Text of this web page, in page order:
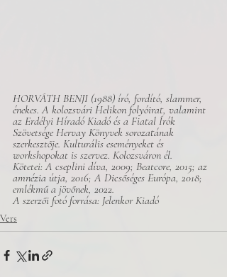
HORVÁTH BENJI (1988) író, fordító, slammer,
énekes. A kolozsvári Helikon folyóirat, valamint
az Erdélyi Híradó Kiadó és a Fiatal Írók
Szövetsége Hervay Könyvek sorozatának
szerkesztője. Kulturális eseményeket és
workshopokat is szervez. Kolozsváron él.
Kötetei: A cseplini díva, 2009; Beatcore, 2015; az
amnézia útja, 2016; A Dicsőséges Európa, 2018;
emlékmű a jövőnek, 2022.
A szerzői fotó forrása: Jelenkor Kiadó
Vers